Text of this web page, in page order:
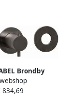
Brondby
met 3-
inbouw +
834,69